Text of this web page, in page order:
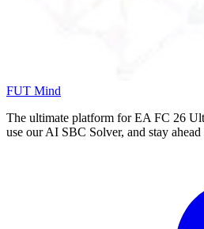
FUT Mind
The ultimate platform for EA FC 26
use our AI SBC Solver, and stay